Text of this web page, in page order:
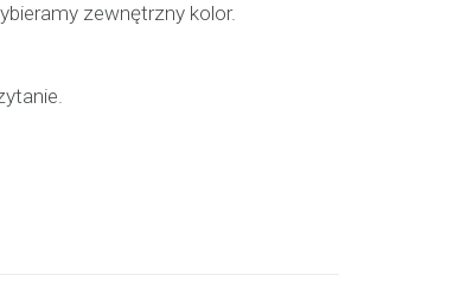
zewnętrzny kolor.